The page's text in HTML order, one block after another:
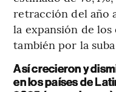
retracción del año
la expansión de
también por la
Así crecieron y
en los países de